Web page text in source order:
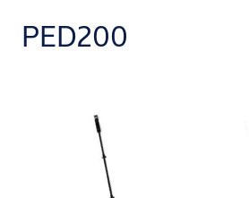
PED200